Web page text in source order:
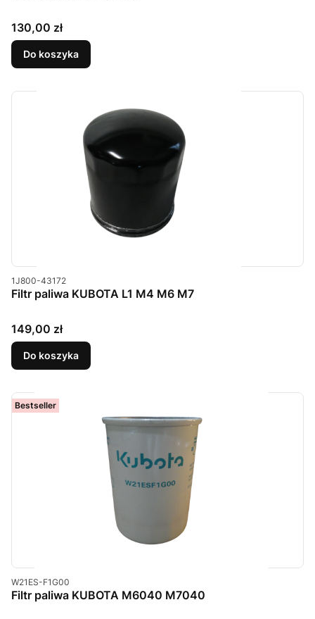
Cena
130,00 zł
Do koszyka
Kod produktu
1J800-43172
Filtr paliwa KUBOTA L1 M4 M6 M7
Cena
149,00 zł
Do koszyka
Bestseller
Kod produktu
W21ES-F1G00
Filtr paliwa KUBOTA M6040 M7040